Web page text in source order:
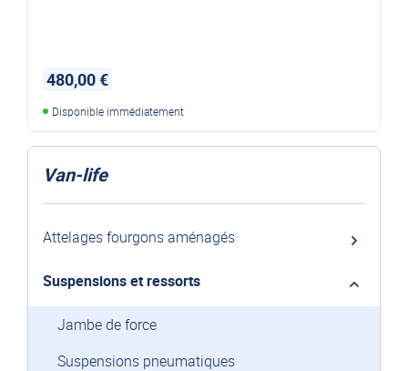
480,00 €
Disponible immédiatement
Van-life
Attelages fourgons aménagés
Suspensions et ressorts
Jambe de force
Suspensions pneumatiques